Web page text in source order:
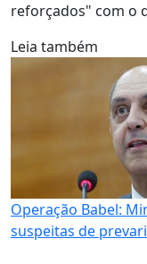
reforçados" com o
Leia também
Operação Babel:
suspeitas de